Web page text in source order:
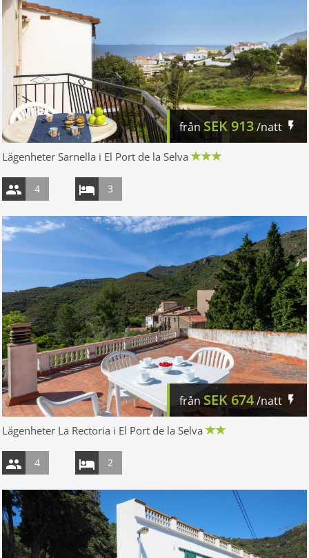
frånSEK913/natt
Lägenheter Sarnella i El Port de la Selva
4 3
frånSEK 674/natt
Lägenheter La Rectoria i El Port de la Selva
4 2